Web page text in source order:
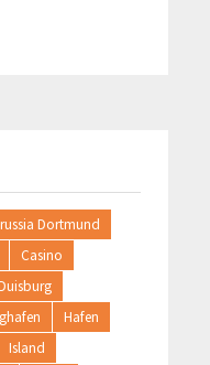
Dortmund
Casino
Hafen
Island